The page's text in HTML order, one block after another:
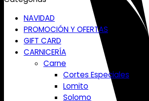
NAVIDAD
PROMOCIÓN Y OFERTAS
GIFT CARD
CARNICERÍA
Carne
Cortes Especiales
Lomito
Solomo